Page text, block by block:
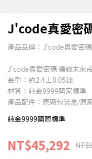
J'code真愛密
產品品牌：J'code真愛密碼
J'code真愛密碼 編織未來
金重：約2.4±0.05錢
材質：純金9999國家標準
產品配件：原廠包裝盒/原
純金9999國際標準
NT$45,292